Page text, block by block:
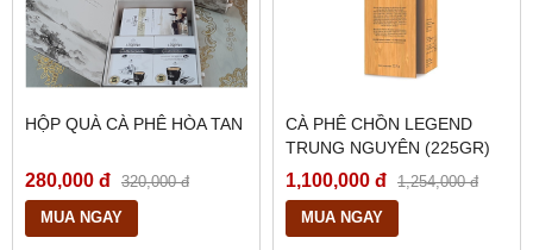
HỘP QUÀ CÀ PHÊ HÒA TAN
280,000 đ 320,000 đ
MUA NGAY
CÀ PHÊ CHỒN LEGEND
TRUNG NGUYÊN (225GR)
1,100,000 đ 1,254,000 đ
MUA NGAY